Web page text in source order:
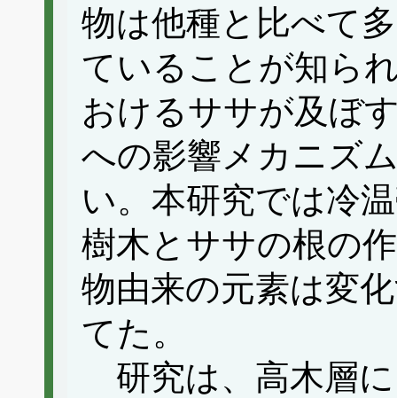
物は他種と比べて
ていることが知ら
おけるササが及ぼ
への影響メカニズ
い。本研究では冷
樹木とササの根の
物由来の元素は変
てた。
研究は、高木層